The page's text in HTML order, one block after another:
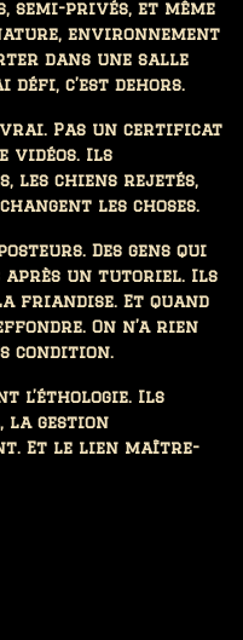
semi-privés, et même
environnement
dans une salle
défi, c’est dehors.
vrai. Pas un certificat
vidéos. Ils
les chiens rejetés,
les choses.
Des gens qui
après un tutoriel. Ils
friandise. Et quand
On n’a rien
condition.
l’éthologie. Ils
la gestion
Et le lien maître-